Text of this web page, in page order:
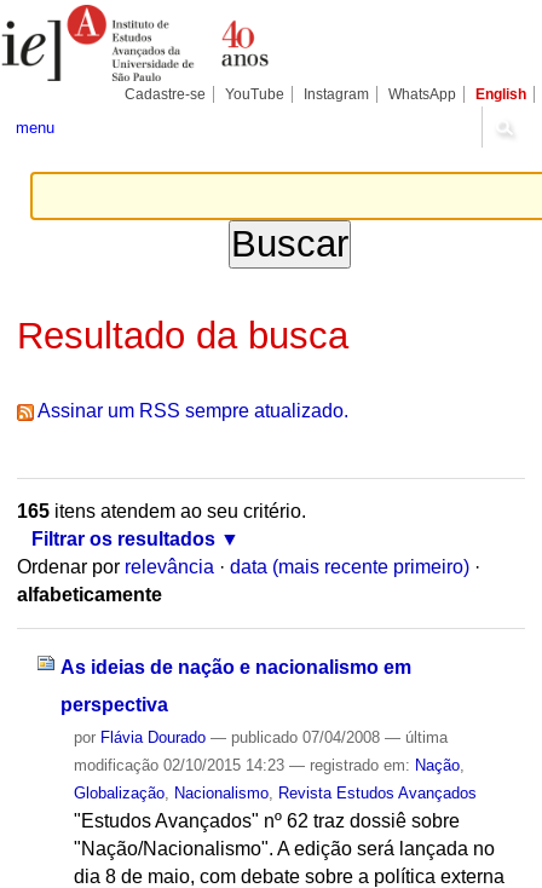
para
conteúdo.
Pessoais
Cadastre-se YouTube Instagram WhatsApp English
menu
Resultado da busca
Assinar um RSS sempre atualizado.
165itens atendem ao seu critério.
Filtrar os resultados
Ordenar por relevância · data (mais recente primeiro) ·
alfabeticamente
As ideias de nação e nacionalismo em
perspectiva
por Flávia Dourado — publicado07/04/2008 — última
modificação02/10/2015 14:23 — registrado em: Nação,
Globalização, Nacionalismo, Revista Estudos Avançados
"Estudos Avançados" nº 62 traz dossiê sobre
"Nação/Nacionalismo". A edição será lançada no
dia 8 de maio, com debate sobre a política externa